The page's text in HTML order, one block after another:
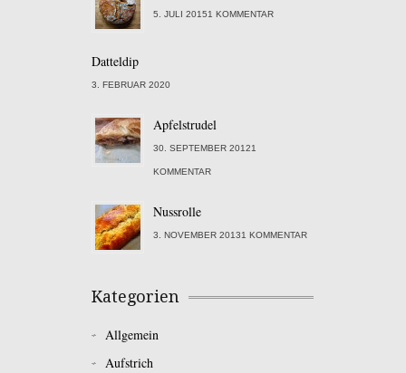
5. JULI 20151 KOMMENTAR
Datteldip
3. FEBRUAR 2020
Apfelstrudel
30. SEPTEMBER 20121
KOMMENTAR
Nussrolle
3. NOVEMBER 20131 KOMMENTAR
Kategorien
Allgemein
Aufstrich